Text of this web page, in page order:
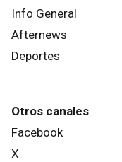
Info General
Afternews
Deportes
Otros canales
Facebook
X